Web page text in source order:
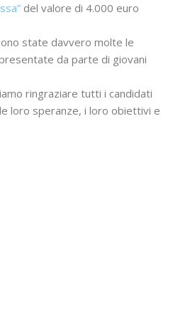
del valore di 4.000 euro
state davvero molte le
da parte di giovani
ringraziare tutti i candidati
loro speranze, i loro obiettivi e